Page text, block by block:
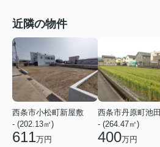
近隣の物件
西条市小松町新屋敷
- (202.13㎡)
611万円
西条市丹原町池田
- (264.47㎡)
400万円